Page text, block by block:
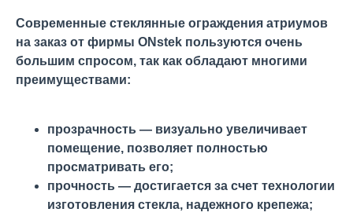
Современные стеклянные ограждения атриумов
на заказ от фирмы ONstek пользуются очень
большим спросом, так как обладают многими
преимуществами:
прозрачность — визуально увеличивает
помещение, позволяет полностью
просматривать его;
прочность — достигается за счет технологии
изготовления стекла, надежного крепежа;